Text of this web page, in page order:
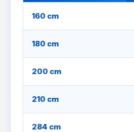
160 cm
180 cm
200 cm
210 cm
284 cm